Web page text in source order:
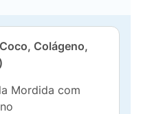
Colágeno,
Mordida com